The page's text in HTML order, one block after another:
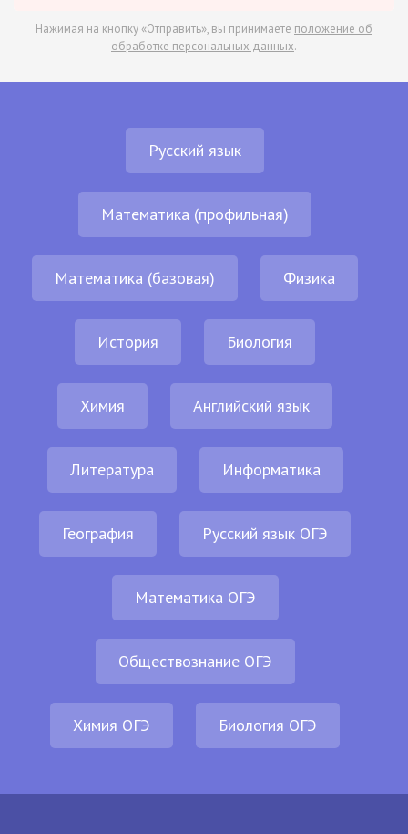
Нажимая на кнопку «Отправить», вы принимаете положение об
обработке персональных данных.
Русский язык
Математика (профильная)
Математика (базовая) Физика
История Биология
Химия Английский язык
Литература Информатика
География Русский язык ОГЭ
Математика ОГЭ
Обществознание ОГЭ
Химия ОГЭ Биология ОГЭ